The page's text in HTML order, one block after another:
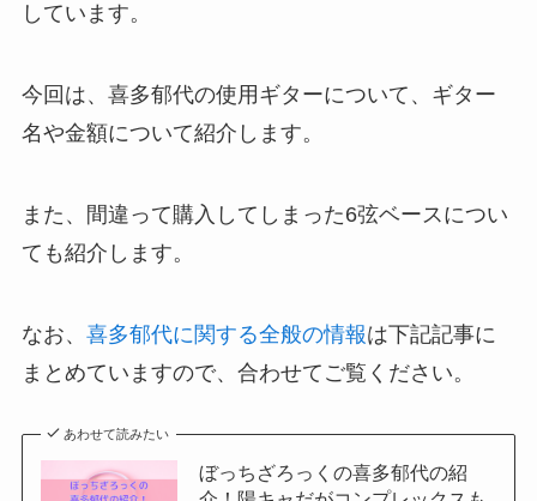
しています。
今回は、喜多郁代の使用ギターについて、ギター
名や金額について紹介します。
また、間違って購入してしまった6弦ベースについ
ても紹介します。
なお、 喜多郁代に関する全般の情報は下記記事に
まとめていますので、合わせてご覧ください。
あわせて読みたい
ぼっちざろっくの喜多郁代の紹